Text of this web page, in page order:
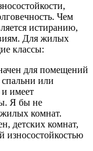
Чем
истиранию,
Для жилых
классы:
для помещений
или
имеет
Я бы не
комнат.
детских комнат,
износостойкостью